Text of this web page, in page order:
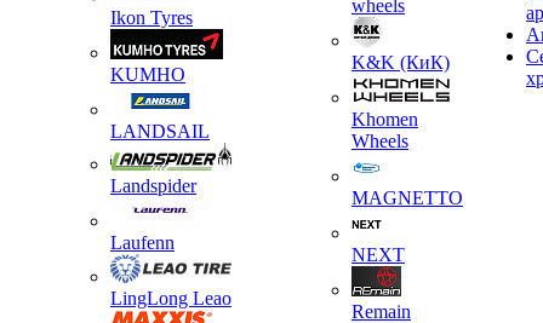
Ikon Tyres
KUMHO
LANDSAIL
Landspider
Laufenn
LingLong Leao
wheels
K&K (КиК)
Khomen
Wheels
MAGNETTO
NEXT
Remain